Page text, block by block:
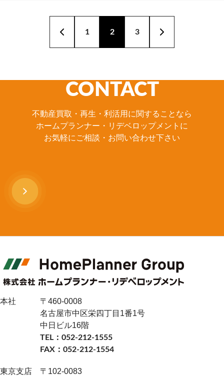
1 2 3
CONTACT
不動産買取・再生・利活用に関することなら
ホームプランナー・リデベロップメントに
お気軽にご相談・お問い合わせ下さい
本社
〒460-0008
名古屋市中区栄四丁目1番1号
中日ビル16階
TEL：052-212-1555
FAX：052-212-1554
東京支店 〒102-0083